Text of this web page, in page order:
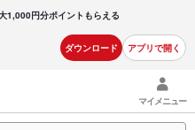
1,000円分ポイントもらえる
ダウンロード アプリで開く
マイメニュー